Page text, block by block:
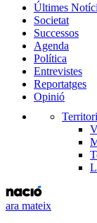
Últimes
Societat
Successos
Agenda
Política
Entrevistes
Reportatges
Opinió
Territori
ara mateix